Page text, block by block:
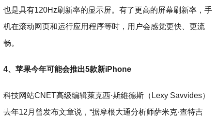
也是具有120Hz刷新率的显示屏。有了更高的屏幕刷新率，手
机在滚动网页和运行应用程序等时，用户会感觉更快、更流
畅。
4、苹果今年可能会推出5款新iPhone
科技网站CNET高级编辑萊克西·斯維德斯（Lexy Savvides）
去年12月曾发布文章说，“据摩根大通分析师萨米克·查特吉